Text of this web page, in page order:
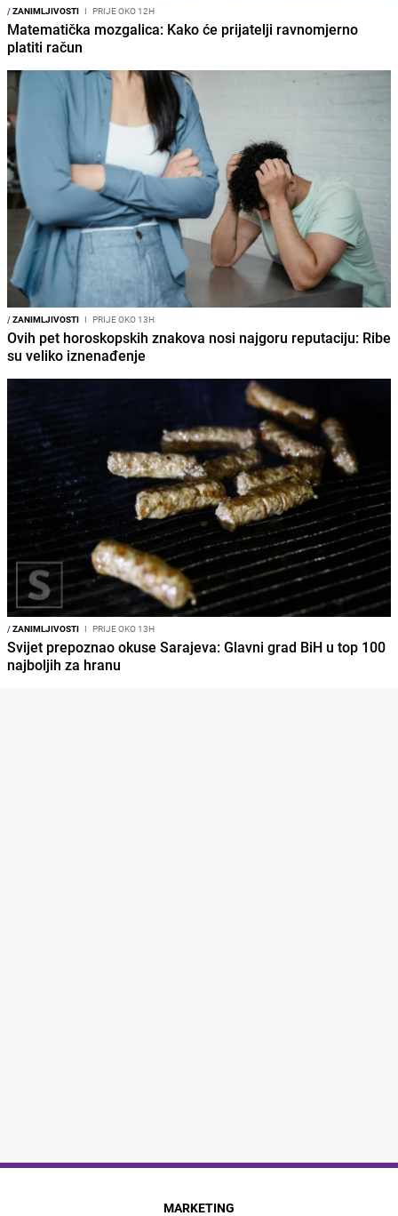
/ZANIMLJIVOSTI I PRIJE OKO 12H
Matematička mozgalica: Kako će prijatelji ravnomjerno
platiti račun
/ZANIMLJIVOSTI I PRIJE OKO 13H
Ovih pet horoskopskih znakova nosi najgoru reputaciju: Ribe
su veliko iznenađenje
/ZANIMLJIVOSTI I PRIJE OKO 13H
Svijet prepoznao okuse Sarajeva: Glavni grad BiH u top 100
najboljih za hranu
MARKETING